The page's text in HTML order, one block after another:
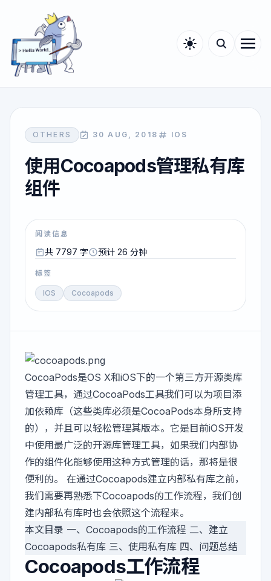
OTHERS 30 AUG, 2018 IOS
使用Cocoapods管理私有库
组件
阅读信息
共 7797 字 预计 26 分钟
标签
IOS Cocoapods
CocoaPods是OS X和iOS下的一个第三方开源类库
管理工具，通过CocoaPods工具我们可以为项目添
加依赖库（这些类库必须是CocoaPods本身所支持
的），并且可以轻松管理其版本。它是目前iOS开发
中使用最广泛的开源库管理工具，如果我们内部协
作的组件化能够使用这种方式管理的话，那将是很
便利的。 在通过Cocoapods建立内部私有库之前，
我们需要再熟悉下Cocoapods的工作流程，我们创
建内部私有库时也会依照这个流程来。
本文目录 一、Cocoapods的工作流程 二、建立
Cocoapods私有库 三、使用私有库 四、问题总结
Cocoapods工作流程